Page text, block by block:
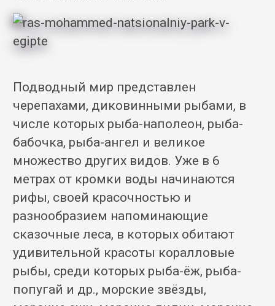
Подводный мир представлен
черепахами, диковинными рыбами, в
числе которых рыба-наполеон, рыба-
бабочка, рыба-ангел и великое
множество других видов. Уже в 6
метрах от кромки воды начинаются
рифы, своей красочностью и
разнообразием напоминающие
сказочные леса, в которых обитают
удивительной красоты коралловые
рыбы, среди которых рыба-ёж, рыба-
попугай и др., морские звёзды,